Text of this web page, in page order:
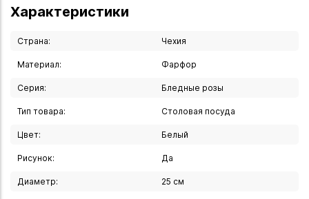
Высокое качество, стильный и минималистичный дизайн,
рельефные формы, утолщенные края, защищающие от
сколов - главные отличительные черты чешского бренда.
Вы можете купить Салатник "Бледные розы" 25 см в
указанных ниже магазинах в Иркутске и в Ангарске, а
курьером по Иркутску или транспортной компанией по
всей России.
Характеристики
Страна: Чехия
Материал: Фарфор
Серия: Бледные розы
Тип товара: Столовая посуда
Цвет: Белый
Рисунок: Да
Диаметр: 25 см